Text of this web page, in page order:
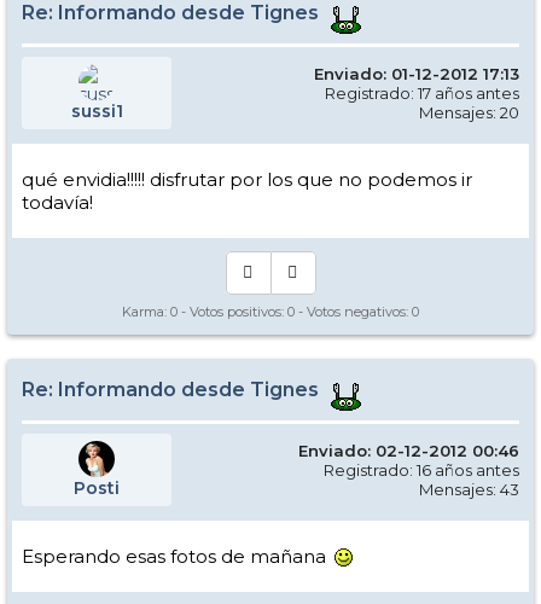
Re: Informando desde Tignes
sussi1
Enviado: 01-12-2012 17:13
Registrado: 17 años antes
Mensajes: 20
qué envidia!!!!! disfrutar por los que no podemos ir
todavía!
Karma: 0 - Votos positivos: 0 - Votos negativos: 0
Re: Informando desde Tignes
Posti
Enviado: 02-12-2012 00:46
Registrado: 16 años antes
Mensajes: 43
Esperando esas fotos de mañana